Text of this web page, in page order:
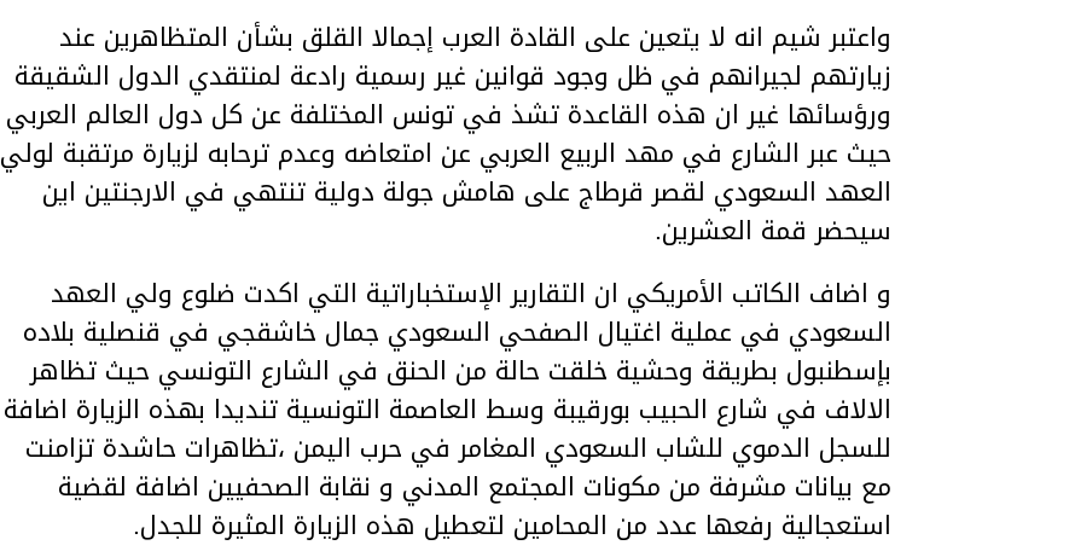
واعتبر شيم انه لا يتعين علی القادة العرب إجمالا القلق بشأن المتظاهرين عند
زيارتهم لجيرانهم في ظل وجود قوانين غير رسمية رادعة لمنتقدي الدول الشقيقة
ورؤسائها غير ان هذه القاعدة تشذ في تونس المختلفة عن كل دول العالم العربي
حيث عبر الشارع في مهد الربيع العربي عن امتعاضه وعدم ترحابه لزيارة مرتقبة لولي
العهد السعودي لقصر قرطاج علی هامش جولة دولية تنتهي في الارجنتين اين
سيحضر قمة العشرين.
و اضاف الكاتب الأمريكي ان التقارير الإستخباراتية التي اكدت ضلوع ولي العهد
السعودي في عملية اغتيال الصفحي السعودي جمال خاشقجي في قنصلية بلاده
بإسطنبول بطريقة وحشية خلقت حالة من الحنق في الشارع التونسي حيث تظاهر
الالاف في شارع الحبيب بورقيبة وسط العاصمة التونسية تنديدا بهذه الزيارة اضافة
للسجل الدموي للشاب السعودي المغامر في حرب اليمن ،تظاهرات حاشدة تزامنت
مع بيانات مشرفة من مكونات المجتمع المدني و نقابة الصحفيين اضافة لقضية
استعجالية رفعها عدد من المحامين لتعطيل هذه الزيارة المثيرة للجدل.